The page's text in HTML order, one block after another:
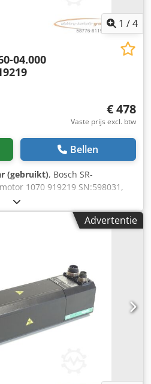
1 /4
04.000
€ 478
Vaste prijs excl. btw
Bellen
(gebruikt), Bosch SR-
1070 919219 SN:598031,
100% functioneel,
Cjdpfx Aji D Hgqspijha
Advertentie